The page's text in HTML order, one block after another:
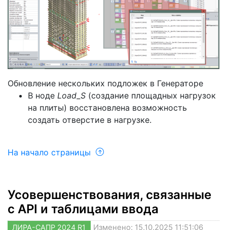
Обновление нескольких подложек в Генераторе
В ноде Load_S (создание площадных нагрузок
на плиты) восстановлена возможность
создать отверстие в нагрузке.
На начало страницы
Усовершенствования, связанные
с API и таблицами ввода
ЛИРА-САПР 2024 R1 Изменено: 15.10.2025 11:51:06